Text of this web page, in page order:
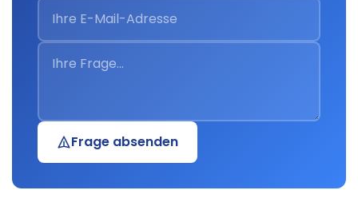
Frage absenden